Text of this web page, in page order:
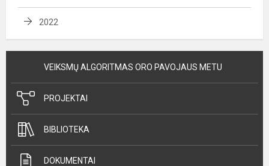
2022
VEIKSMŲ ALGORITMAS ORO PAVOJAUS METU
PROJEKTAI
BIBLIOTEKA
DOKUMENTAI